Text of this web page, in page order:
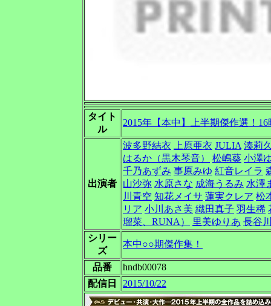
タイト
ル
2015年【本中】上半期傑作選！
出演者
波多野結衣 上原亜衣 JULIA 湊莉
はるか（黒木琴音）
松嶋葵 小澤
千乃あずみ 事原みゆ 紅音レイラ
山沙弥 水原さな 成海うるみ 水澤
川青空 知花メイサ 蓮実クレア 松
リア 小川あさ美 織田真子 羽生稀
瑠菜、RUNA）
里美ゆりあ 長谷
シリー
ズ
本中○○期傑作集！
品番
hndb00078
配信日
2015/10/22